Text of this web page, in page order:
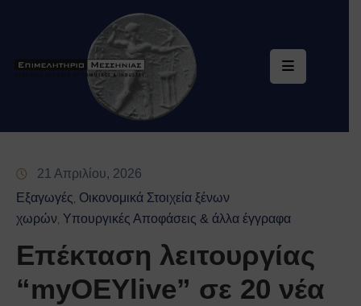
Επιμελητήριο
Ειδική
Πληροφόρηση
Ενημέρωση
Επικοινωνία
21 Απριλίου, 2026
Εξαγωγές‚ Οικονομικά Στοιχεία ξένων
χωρών‚ Υπουργικές Αποφάσεις & άλλα έγγραφα
Επέκταση λειτουργίας
“myOEYlive” σε 20 νέα